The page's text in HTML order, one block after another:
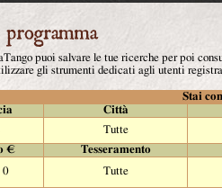
puoi salvare le tue ricerche per poi
gli strumenti dedicati agli utenti
Stai
Città
Tutte
€
Tesseramento
0 Tutte